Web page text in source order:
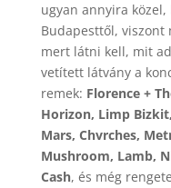
ugyan annyira
Budapesttől, viszont
mert látni kell, mit
vetített látvány a
remek: Florence +
Horizon, Limp
Mars, Chvrches,
Mushroom, Lamb,
Cash, és még